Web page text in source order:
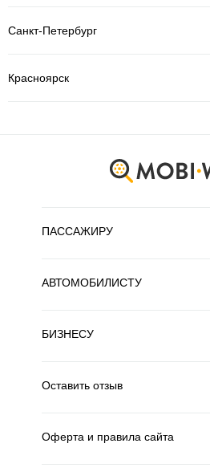
Санкт-Петербург
Красноярск
ПАССАЖИРУ
АВТОМОБИЛИСТУ
БИЗНЕСУ
Оставить отзыв
Оферта и правила сайта